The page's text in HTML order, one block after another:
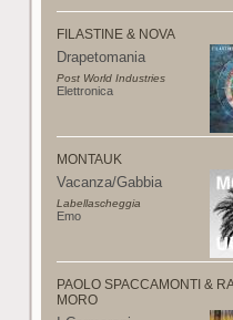
FILASTINE & NOVA
Drapetomania
Post World Industries
Elettronica
MONTAUK
Vacanza/Gabbia
Labellascheggia
Emo
PAOLO SPACCAMONTI &
MORO